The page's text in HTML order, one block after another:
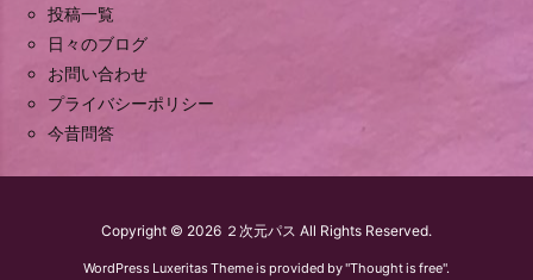
投稿一覧
日々のブログ
お問い合わせ
プライバシーポリシー
今昔問答
Copyright © 2026 ２次元パス All Rights Reserved.
WordPress Luxeritas Theme is provided by "Thought is free".